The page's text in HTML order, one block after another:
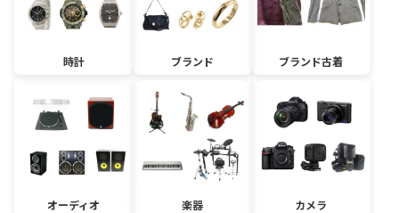
時計 ブランド ブランド古着
オーディオ 楽器 カメラ